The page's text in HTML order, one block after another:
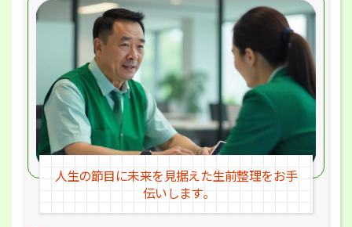
人生の節目に未来を見据えた生前整理をお手
伝いします｡